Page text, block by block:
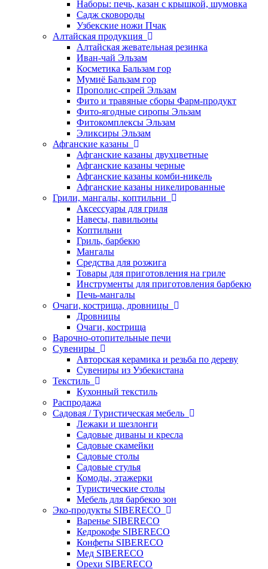
Наборы: печь, казан с крышкой, шумовка
Садж сковороды
Узбекские ножи Пчак
Алтайская продукция
Алтайская жевательная резинка
Иван-чай Эльзам
Косметика Бальзам гор
Мумиё Бальзам гор
Прополис-спрей Эльзам
Фито и травяные сборы Фарм-продукт
Фито-ягодные сиропы Эльзам
Фитокомплексы Эльзам
Эликсиры Эльзам
Афганские казаны
Афганские казаны двухцветные
Афганские казаны черные
Афганские казаны комби-никель
Афганские казаны никелированные
Грили, мангалы, коптильни
Аксессуары для гриля
Навесы, павильоны
Коптильни
Гриль, барбекю
Мангалы
Средства для розжига
Товары для приготовления на гриле
Инструменты для приготовления барбекю
Печь-мангалы
Очаги, кострища, дровницы
Дровницы
Очаги, кострища
Варочно-отопительные печи
Сувениры
Авторская керамика и резьба по дереву
Сувениры из Узбекистана
Текстиль
Кухонный текстиль
Распродажа
Садовая / Туристическая мебель
Лежаки и шезлонги
Садовые диваны и кресла
Садовые скамейки
Садовые столы
Садовые стулья
Комоды, этажерки
Туристические столы
Мебель для барбекю зон
Эко-продукты SIBERECO
Варенье SIBERECO
Кедрокофе SIBERECO
Конфеты SIBERECO
Мед SIBERECO
Орехи SIBERECO